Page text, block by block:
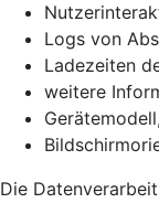
Logs von
Ladezeiten
weitere
Die